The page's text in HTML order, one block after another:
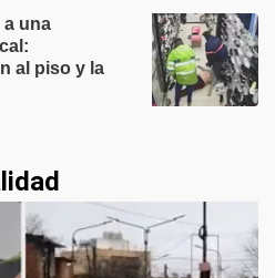
a una
al piso y la